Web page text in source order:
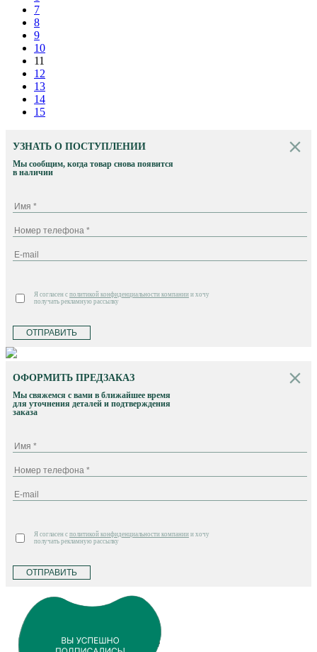
7
8
9
10
11
12
13
14
15
УЗНАТЬ О ПОСТУПЛЕНИИ
Мы сообщим, когда товар снова появится
в наличии
Я согласен с политикой конфиденциальности компании и хочу
получать рекламную рассылку
ОТПРАВИТЬ
ОФОРМИТЬ ПРЕДЗАКАЗ
Мы свяжемся с вами в ближайшее время
для уточнения деталей и подтверждения
заказа
Я согласен с политикой конфиденциальности компании и хочу
получать рекламную рассылку
ОТПРАВИТЬ